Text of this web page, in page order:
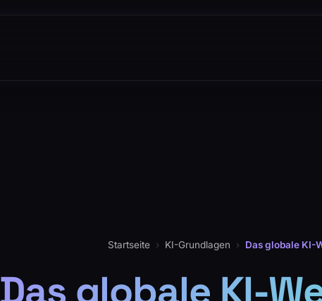
Startseite › KI-Grundlagen › Das globale KI-
Das globale KI-